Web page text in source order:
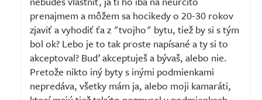
prenajmem a môžem sa hocikedy o 20-30 rokov
zjaviť a vyhodiť ťa z "tvojho" bytu, tiež by si s tým
bol ok? Lebo je to tak proste napísané a ty si to
akceptoval? Buď akceptuješ a bývaš, alebo nie.
Pretože nikto iný byty s inými podmienkami
nepredáva, všetky mám ja, alebo moji kamaráti,